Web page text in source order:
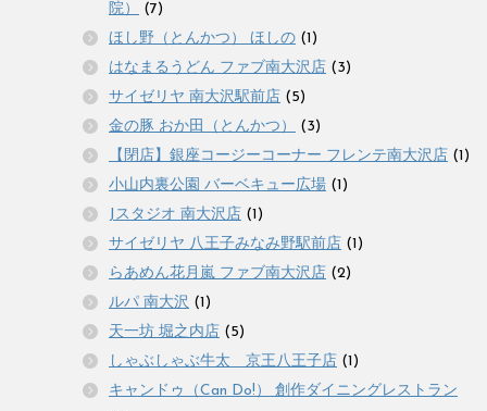
院）
(7)
ほし野（とんかつ） ほしの (1)
はなまるうどん ファブ南大沢店 (3)
サイゼリヤ 南大沢駅前店 (5)
金の豚 おか田（とんかつ）
(3)
【閉店】銀座コージーコーナー フレンテ南大沢店 (1)
小山内裏公園 バーベキュー広場 (1)
Jスタジオ 南大沢店 (1)
サイゼリヤ 八王子みなみ野駅前店 (1)
らあめん花月嵐 ファブ南大沢店 (2)
ルパ 南大沢 (1)
天一坊 堀之内店 (5)
しゃぶしゃぶ牛太 京王八王子店 (1)
キャンドゥ（Can Do!） 創作ダイニングレストラン